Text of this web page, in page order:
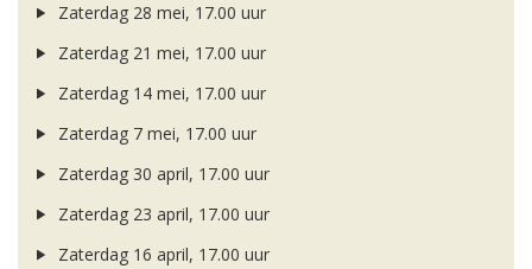
Zaterdag 28 mei, 17.00 uur
Zaterdag 21 mei, 17.00 uur
Zaterdag 14 mei, 17.00 uur
Zaterdag 7 mei, 17.00 uur
Zaterdag 30 april, 17.00 uur
Zaterdag 23 april, 17.00 uur
Zaterdag 16 april, 17.00 uur